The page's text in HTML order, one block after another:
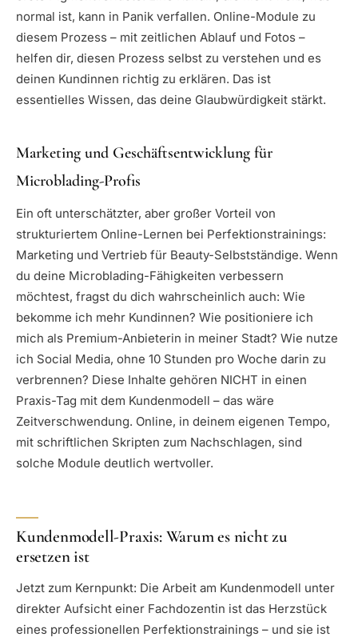
normal ist, kann in Panik verfallen. Online-Module zu
diesem Prozess – mit zeitlichen Ablauf und Fotos –
helfen dir, diesen Prozess selbst zu verstehen und es
deinen Kundinnen richtig zu erklären. Das ist
essentielles Wissen, das deine Glaubwürdigkeit stärkt.
Marketing und Geschäftsentwicklung für
Microblading-Profis
Ein oft unterschätzter, aber großer Vorteil von
strukturiertem Online-Lernen bei Perfektionstrainings:
Marketing und Vertrieb für Beauty-Selbstständige. Wenn
du deine Microblading-Fähigkeiten verbessern
möchtest, fragst du dich wahrscheinlich auch: Wie
bekomme ich mehr Kundinnen? Wie positioniere ich
mich als Premium-Anbieterin in meiner Stadt? Wie nutze
ich Social Media, ohne 10 Stunden pro Woche darin zu
verbrennen? Diese Inhalte gehören NICHT in einen
Praxis-Tag mit dem Kundenmodell – das wäre
Zeitverschwendung. Online, in deinem eigenen Tempo,
mit schriftlichen Skripten zum Nachschlagen, sind
solche Module deutlich wertvoller.
Kundenmodell-Praxis: Warum es nicht zu
ersetzen ist
Jetzt zum Kernpunkt: Die Arbeit am Kundenmodell unter
direkter Aufsicht einer Fachdozentin ist das Herzstück
eines professionellen Perfektionstrainings – und sie ist